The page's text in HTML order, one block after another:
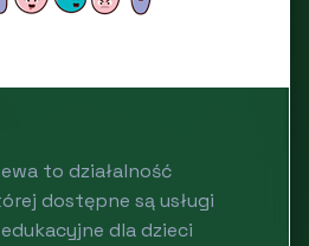
to działalność
dostępne są usługi
dla dzieci